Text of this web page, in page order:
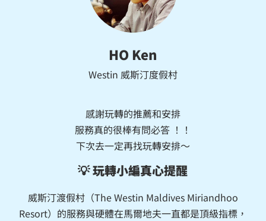
HO Ken
Westin 威斯汀度假村
感謝玩轉的推薦和安排
服務真的很棒有問必答 ！！
下次去一定再找玩轉安排～
💡 玩轉小編真心提醒
威斯汀渡假村（The Westin Maldives Miriandhoo
Resort）的服務與硬體在馬爾地夫一直都是頂級指標，